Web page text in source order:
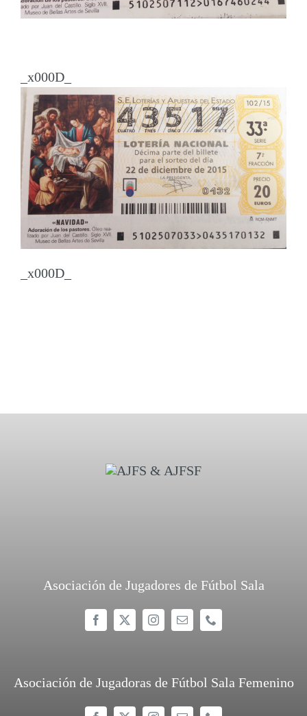
_x000D_
_x000D_
Asociación de Jugadores de Fútbol Sala
Asociación de Jugadoras de Fútbol Sala Femenino